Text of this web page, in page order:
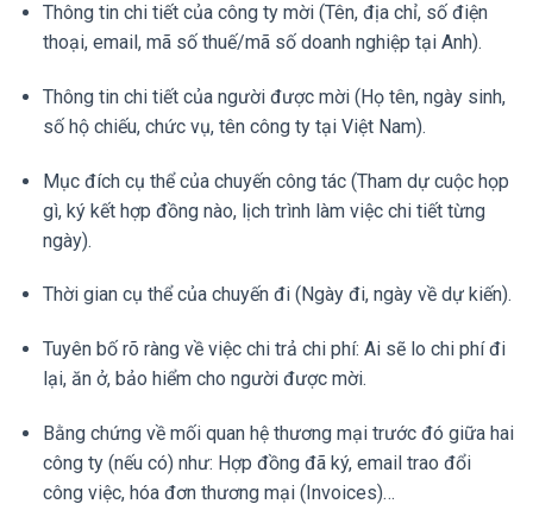
Thông tin chi tiết của công ty mời (Tên, địa chỉ, số điện
thoại, email, mã số thuế/mã số doanh nghiệp tại Anh).
Thông tin chi tiết của người được mời (Họ tên, ngày sinh,
số hộ chiếu, chức vụ, tên công ty tại Việt Nam).
Mục đích cụ thể của chuyến công tác (Tham dự cuộc họp
gì, ký kết hợp đồng nào, lịch trình làm việc chi tiết từng
ngày).
Thời gian cụ thể của chuyến đi (Ngày đi, ngày về dự kiến).
Tuyên bố rõ ràng về việc chi trả chi phí: Ai sẽ lo chi phí đi
lại, ăn ở, bảo hiểm cho người được mời.
Bằng chứng về mối quan hệ thương mại trước đó giữa hai
công ty (nếu có) như: Hợp đồng đã ký, email trao đổi
công việc, hóa đơn thương mại (Invoices)…